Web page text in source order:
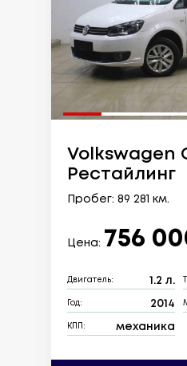
Volkswagen
Рестайлинг
Пробег: 89 281 км.
Цена: 756
Двигатель: 1.2 л.
Год: 2014
КПП: механика